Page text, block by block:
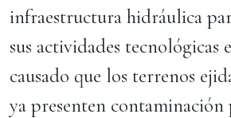
infraestructura hidráulica
sus actividades tecnológicas
causado que los terrenos
ya presenten